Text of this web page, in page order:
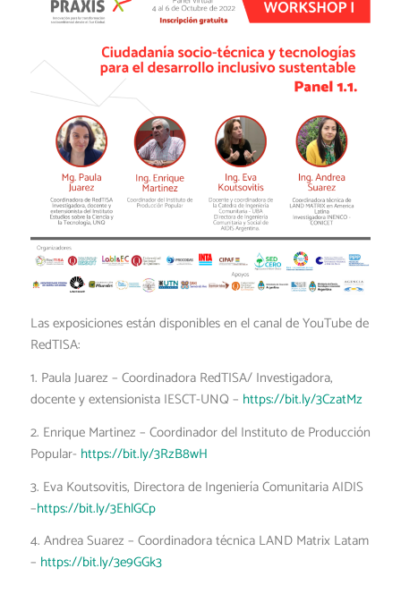
Las exposiciones están disponibles en el canal de YouTube de
RedTISA:
1. Paula Juarez – Coordinadora RedTISA/ Investigadora,
docente y extensionista IESCT-UNQ – https://bit.ly/3CzatMz
2. Enrique Martinez – Coordinador del Instituto de Producción
Popular- https://bit.ly/3RzB8wH
3. Eva Koutsovitis, Directora de Ingeniería Comunitaria AIDIS
–https://bit.ly/3EhlGCp
4. Andrea Suarez – Coordinadora técnica LAND Matrix Latam
– https://bit.ly/3e9GGk3